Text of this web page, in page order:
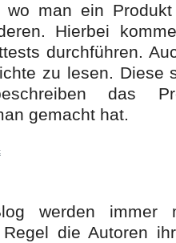
man ein
Hierbei
durchführen.
zu lesen. Diese
das
gemacht hat.
werden immer
die Autoren